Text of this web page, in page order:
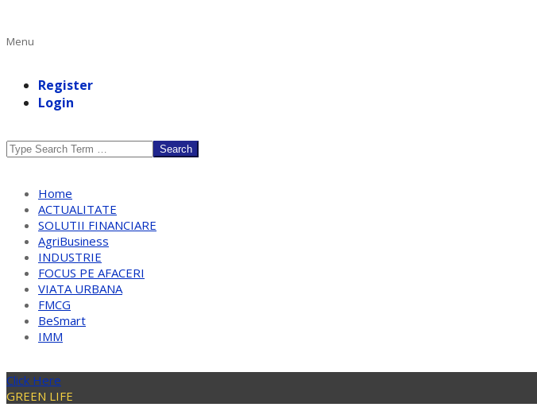
Primary
Menu
Register
Login
Search
Home
ACTUALITATE
SOLUTII FINANCIARE
AgriBusiness
INDUSTRIE
FOCUS PE AFACERI
VIATA URBANA
FMCG
BeSmart
IMM
Click Here
GREEN LIFE